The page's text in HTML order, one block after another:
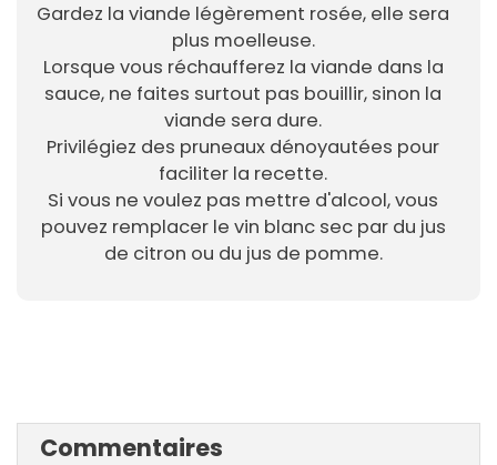
Gardez la viande légèrement rosée, elle sera
plus moelleuse.
Lorsque vous réchaufferez la viande dans la
sauce, ne faites surtout pas bouillir, sinon la
viande sera dure.
Privilégiez des pruneaux dénoyautées pour
faciliter la recette.
Si vous ne voulez pas mettre d'alcool, vous
pouvez remplacer le vin blanc sec par du jus
de citron ou du jus de pomme.
Commentaires